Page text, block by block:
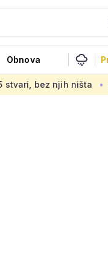
Obnova
Jedno od